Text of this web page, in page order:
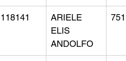
ARIELE
ELIS
ANDOLFO
751